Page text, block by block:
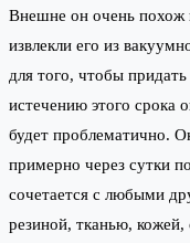
Внешне он очень похож
извлекли его из
для того, чтобы
истечению этого срока
будет проблематично.
примерно через сутки
сочетается с любыми
резиной, тканью,